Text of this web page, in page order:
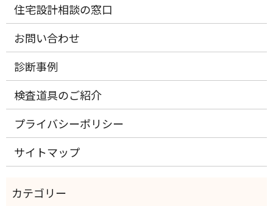
住宅設計相談の窓口
お問い合わせ
診断事例
検査道具のご紹介
プライバシーポリシー
サイトマップ